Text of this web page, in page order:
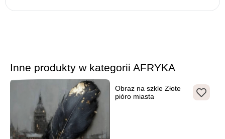
Inne produkty w kategorii AFRYKA
Obraz na szkle Złote
pióro miasta